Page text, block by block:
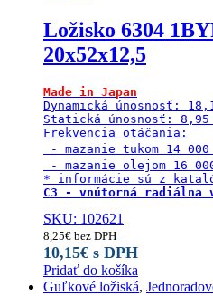
Ložisko 6304
20x52x12,5
Made in Japan
Dynamická únosnosť:
Statická únosnosť: 8,95
Frekvencia otáčania:
- mazanie tukom 14 000
- mazanie olejom 16
C3 - vnútorná radiálna
SKU: 102621
8,25€ bez DPH
10,15€ s DPH
Pridať do košíka
Guľkové ložiská,